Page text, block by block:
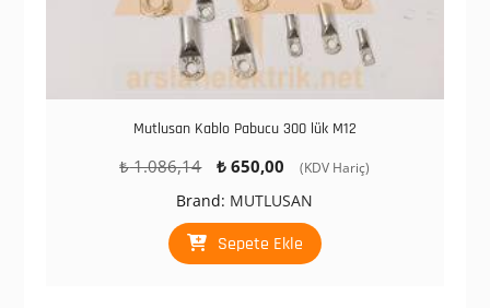
Mutlusan Kablo Pabucu 300 lük M12
₺1.086,14
Orijinal
₺ 1.086,14.
₺ 650,00
Şu
fiyat:
₺ 650,00.
(KDV Hariç)
Brand: MUTLUSAN
Sepete Ekle